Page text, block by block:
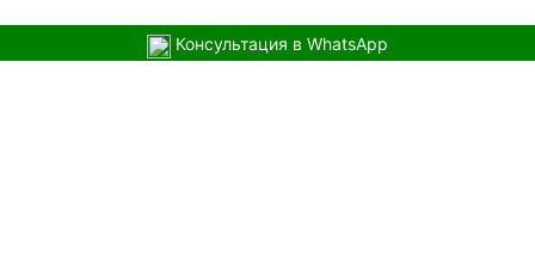
Консультация в WhatsApp